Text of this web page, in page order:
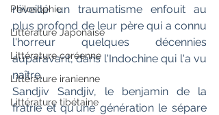
Philosophie
Littérature Japonaise
Littérature coréenne
Littérature iranienne
Littérature tibétaine
réveillé un traumatisme enfouit au
plus profond de leur père qui a connu
l'horreur quelques décennies
auparavant, dans l'Indochine qui l'a vu
naître.
Sandjiv Sandjiv, le benjamin de la
fratrie et qu'une génération le sépare